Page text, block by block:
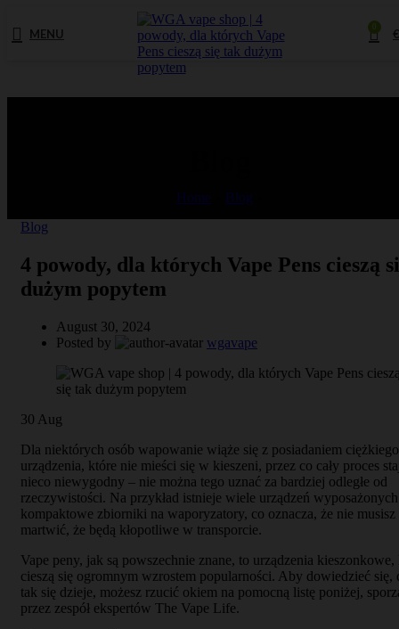
MENU €
Home Blog
Blog
4 powody, dla których Vape Pens cieszą
dużym popytem
August 30, 2024
Posted by
wgavape
30 Aug
Dla niektórych osób wapowanie wiąże się z posiadaniem ciężkiego
urządzenia, które nie mieści się w kieszeni, przez co cały proces
nieco niewygodny – nie można tego uznać za bardziej odległe od
rzeczywistości. Na przykład istnieje wiele urządzeń
kompaktowe zbiorniki na waporyzatory, co oznacza, że ​​nie musisz
martwić, że będą kłopotliwe w transporcie.
Vape peny, jak są powszechnie znane, to urządzenia kieszonkowe,
cieszą się ogromnym wzrostem popularności. Aby dowiedzieć się,
tak się dzieje, możesz rzucić okiem na pomocną listę poniżej,
przez zespół ekspertów The Vape Life.